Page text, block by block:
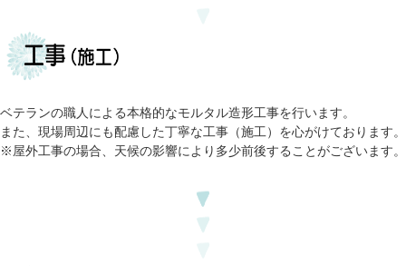
ベテランの職人による本格的なモルタル造形工事を行います。
また、現場周辺にも配慮した丁寧な工事（施工）を心がけております。
※屋外工事の場合、天候の影響により多少前後することがございます。